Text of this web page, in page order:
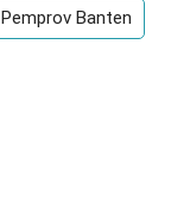
Pemprov Banten